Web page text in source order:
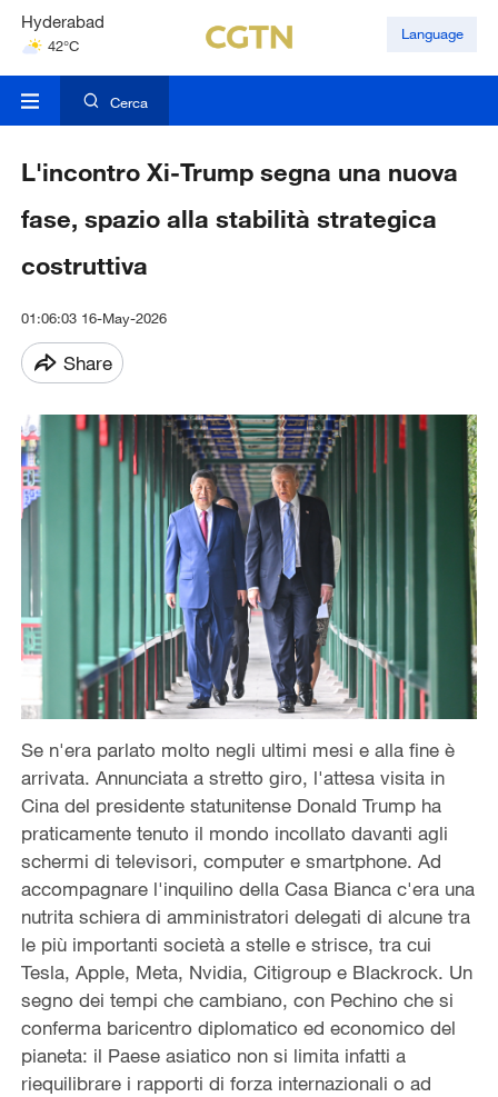
Hyderabad
42°C
Mumbai
Language
Cerca
L'incontro Xi-Trump segna una nuova
fase, spazio alla stabilità strategica
costruttiva
01:06:03 16-May-2026
Share
Se n'era parlato molto negli ultimi mesi e alla fine è
arrivata. Annunciata a stretto giro, l'attesa visita in
Cina del presidente statunitense Donald Trump ha
praticamente tenuto il mondo incollato davanti agli
schermi di televisori, computer e smartphone. Ad
accompagnare l'inquilino della Casa Bianca c'era una
nutrita schiera di amministratori delegati di alcune tra
le più importanti società a stelle e strisce, tra cui
Tesla, Apple, Meta, Nvidia, Citigroup e Blackrock. Un
segno dei tempi che cambiano, con Pechino che si
conferma baricentro diplomatico ed economico del
pianeta: il Paese asiatico non si limita infatti a
riequilibrare i rapporti di forza internazionali o ad